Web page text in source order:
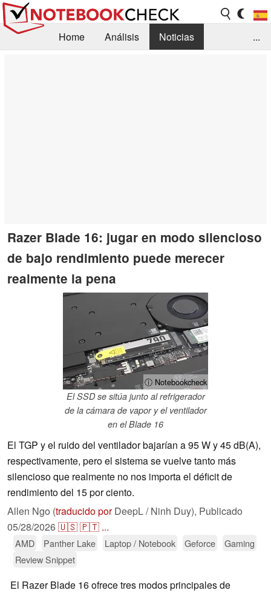
Home Análisis
Noticias
...
Razer Blade 16: jugar en modo silencioso
de bajo rendimiento puede merecer
realmente la pena
ⓘ Notebookcheck
El SSD se sitúa junto al refrigerador
de la cámara de vapor y el ventilador
en el Blade 16
El TGP y el ruido del ventilador bajarían a 95 W y 45 dB(A),
respectivamente, pero el sistema se vuelve tanto más
silencioso que realmente no nos importa el déficit de
rendimiento del 15 por ciento.
Allen Ngo (traducido porDeepL / Ninh Duy), Publicado
05/28/2026🇺🇸🇵🇹 ...
AMD Panther Lake Laptop / Notebook Geforce
Gaming
Review Snippet
El Razer Blade 16 ofrece tres modos principales de